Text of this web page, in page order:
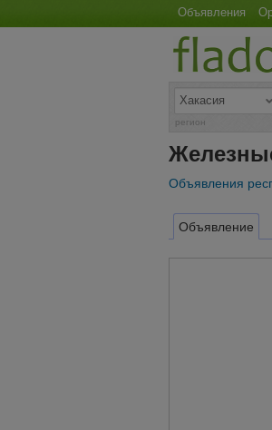
Объявления
регион
Объявления
Объявление